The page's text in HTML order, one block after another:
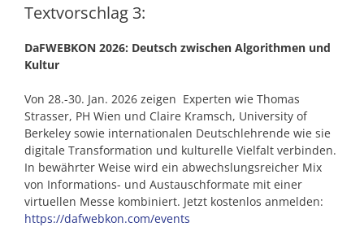
Textvorschlag 3:
DaFWEBKON 2026: Deutsch zwischen Algorithmen und
Kultur
Von 28.-30. Jan. 2026 zeigen Experten wie Thomas
Strasser, PH Wien und Claire Kramsch, University of
Berkeley sowie internationalen Deutschlehrende wie sie
digitale Transformation und kulturelle Vielfalt verbinden.
In bewährter Weise wird ein abwechslungsreicher Mix
von Informations- und Austauschformate mit einer
virtuellen Messe kombiniert. Jetzt kostenlos anmelden:
https://dafwebkon.com/events